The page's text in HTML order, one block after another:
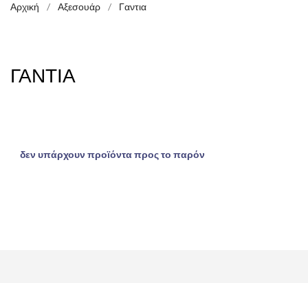
Αρχική Αξεσουάρ Γαντια
ΓΑΝΤΙΑ
δεν υπάρχουν προϊόντα προς το παρόν